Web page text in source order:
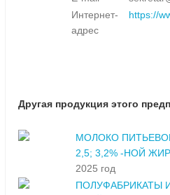
Интернет-
адрес
https://
Другая продукция этого
МОЛОКО
2,5; 3,2% -НОЙ
2025 год
ПОЛУФАБРИКАТЫ